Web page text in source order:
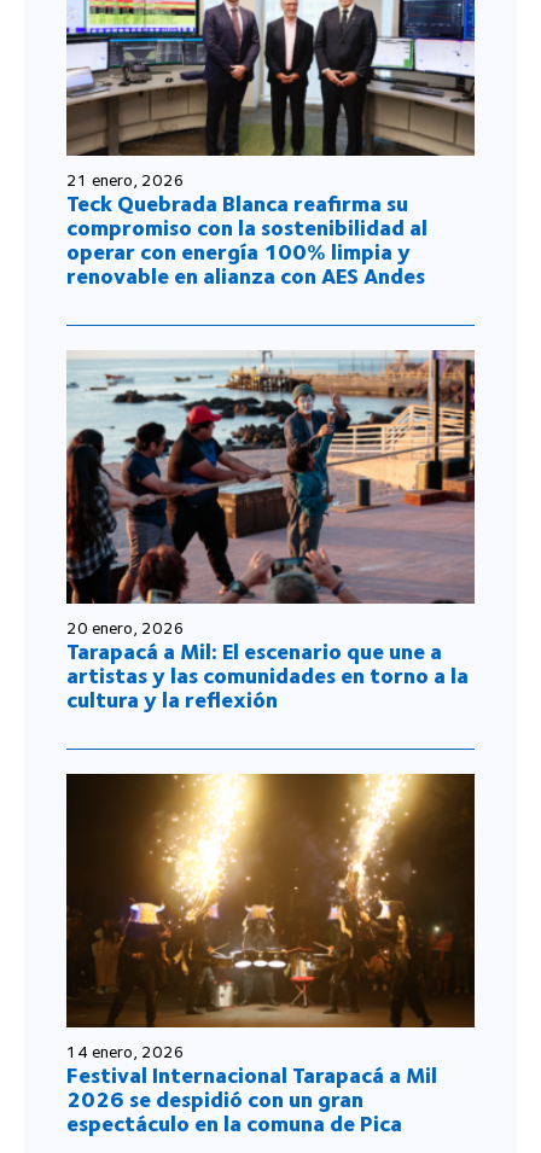
21 enero, 2026
Teck Quebrada Blanca reafirma su
compromiso con la sostenibilidad al
operar con energía 100% limpia y
renovable en alianza con AES Andes
20 enero, 2026
Tarapacá a Mil: El escenario que une a
artistas y las comunidades en torno a la
cultura y la reflexión
14 enero, 2026
Festival Internacional Tarapacá a Mil
2026 se despidió con un gran
espectáculo en la comuna de Pica